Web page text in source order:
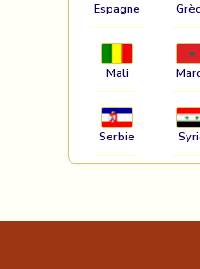
Espagne
Mali
Serbie